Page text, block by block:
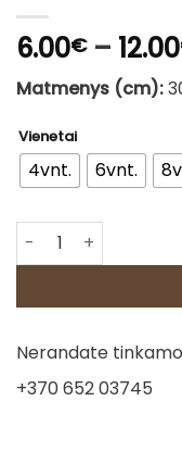
6.00€ – 12.00
Matmenys (cm):
Vienetai
4vnt. 6vnt.
produkto kiekis:
Nerandate
+370 652 03745